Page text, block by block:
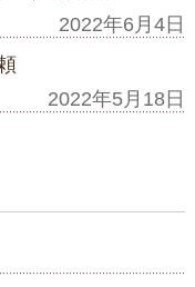
2022年6月4日
2022年5月18日